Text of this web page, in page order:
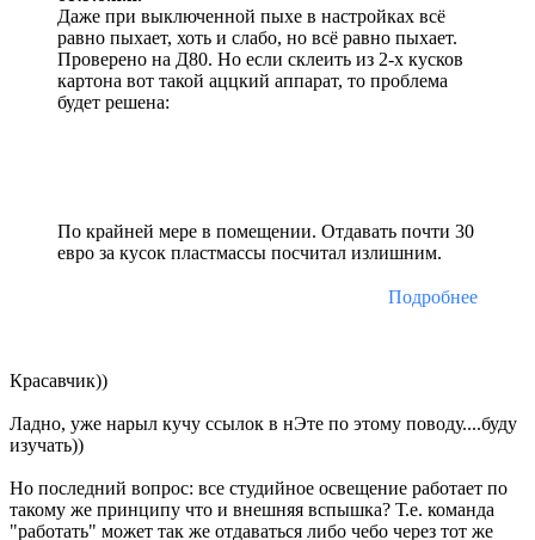
Даже при выключенной пыхе в настройках всё
равно пыхает, хоть и слабо, но всё равно пыхает.
Проверено на Д80. Но если склеить из 2-х кусков
картона вот такой аццкий аппарат, то проблема
будет решена:
По крайней мере в помещении. Отдавать почти 30
евро за кусок пластмассы посчитал излишним.
Подробнее
Красавчик))
Ладно, уже нарыл кучу ссылок в нЭте по этому поводу....буду
изучать))
Но последний вопрос: все студийное освещение работает по
такому же принципу что и внешняя вспышка? Т.е. команда
"работать" может так же отдаваться либо чебо через тот же